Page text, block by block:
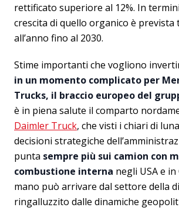
rettificato superiore al 12%. In
crescita di quello organico è prevista
all’anno fino al 2030.
Stime importanti che vogliono
in un momento complicato per
Trucks, il braccio europeo del
è in piena salute il comparto
Daimler Truck, che visti i chiari di
decisioni strategiche
punta sempre più sui camion con
combustione interna negli USA e in
mano può arrivare dal settore della
ringalluzzito dalle dinamiche